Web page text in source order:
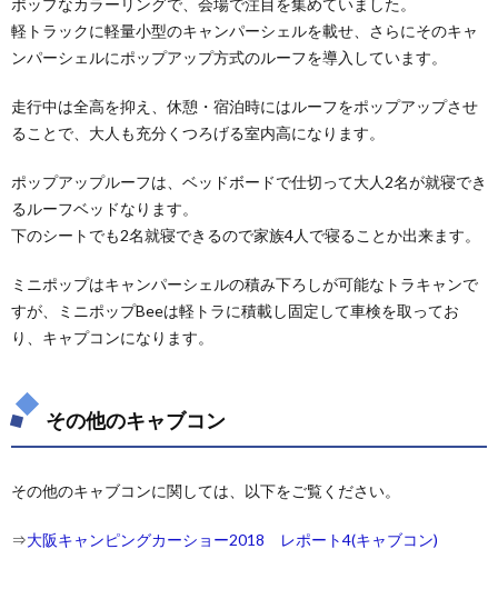
ポップなカラーリングで、会場で注目を集めていました。
軽トラックに軽量小型のキャンパーシェルを載せ、さらにそのキャ
ンパーシェルにポップアップ方式のルーフを導入しています。
走行中は全高を抑え、休憩・宿泊時にはルーフをポップアップさせ
ることで、大人も充分くつろげる室内高になります。
ポップアップルーフは、ベッドボードで仕切って大人2名が就寝でき
るルーフベッドなります。
下のシートでも2名就寝できるので家族4人で寝ることか出来ます。
ミニポップはキャンパーシェルの積み下ろしが可能なトラキャンで
すが、ミニポップBeeは軽トラに積載し固定して車検を取ってお
り、キャプコンになります。
その他のキャブコン
その他のキャブコンに関しては、以下をご覧ください。
⇒大阪キャンピングカーショー2018 レポート4(キャブコン)